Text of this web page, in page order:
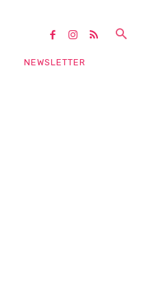
NEWSLETTER